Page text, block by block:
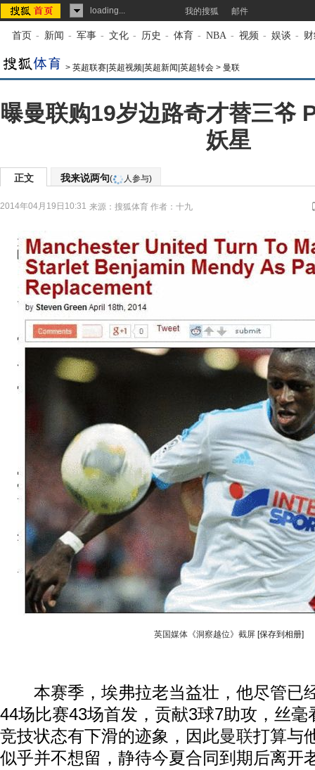
loading... 我的搜狐 邮件
首页 - 新闻 - 军事 - 文化 - 历史 - 体育 - NBA - 视频 - 娱谈 -
> 英超联赛|英超视频|英超新闻|英超转会 > 曼联
曝曼联购19岁边路奇才替三爷
妖星
正文 我来说两句( 人参与)
2014年04月19日10:31 来源： 搜狐体育 作者：十九
英国媒体《洞察越位》截屏 [保存到相册]
本赛季，埃弗拉老当益壮，他尽管已
44场比赛43场首发，贡献3球7助攻，丝毫
竞技状态有下滑的迹象，因此曼联打算与
似乎并不想留，静待今夏合同到期后离开